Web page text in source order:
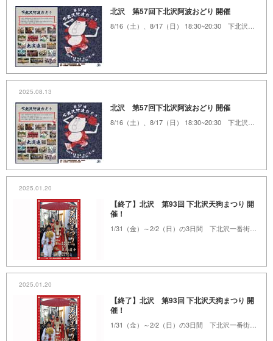
北沢 第57回下北沢阿波おどり 開催
2025.08.13
北沢 第57回下北沢阿波おどり 開催
2025.01.20
【終了】北沢 第93回 下北沢天狗まつり 開
催！
2025.01.20
【終了】北沢 第93回 下北沢天狗まつり 開
催！